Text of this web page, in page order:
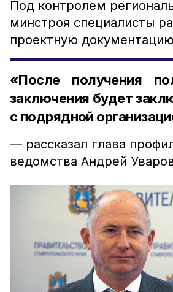
Под контролем
минстроя специалисты
проектную
«После получения
заключения будет
с подрядной
— рассказал глава
ведомства Андрей